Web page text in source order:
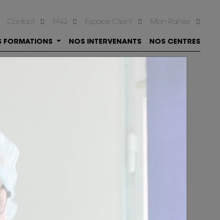
Contact FAQ Espace Client Mon Panier
FORMATIONS NOS INTERVENANTS NOS CENTRES